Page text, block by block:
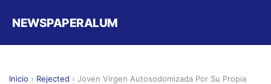
NEWSPAPERALUM
Inicio › Rejected › Joven Virgen Autosodomizada Por Su Propia